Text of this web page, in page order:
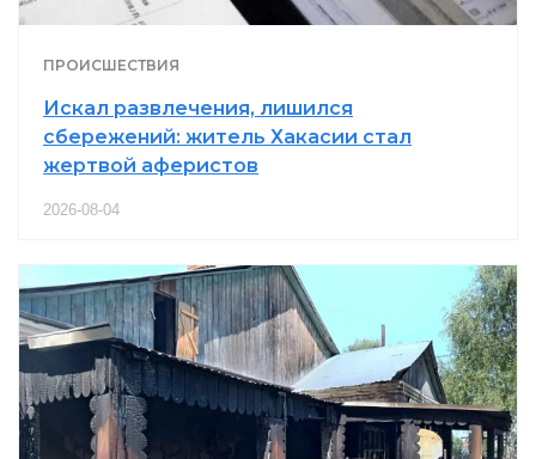
ПРОИСШЕСТВИЯ
Искал развлечения, лишился
сбережений: житель Хакасии стал
жертвой аферистов
2026-08-04